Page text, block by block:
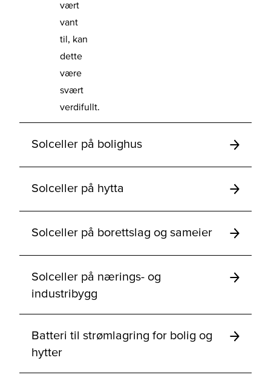
vært
vant
til, kan
dette
være
svært
verdifullt.
Solceller på bolighus
Solceller på hytta
Solceller på borettslag og sameier
Solceller på nærings- og
industribygg
Batteri til strømlagring for bolig og
hytter